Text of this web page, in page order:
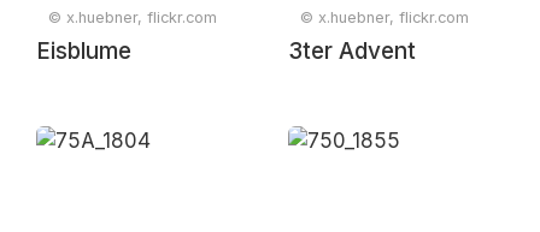
© x.huebner, flickr.com
Eisblume
© x.huebner, flickr.com
3ter Advent